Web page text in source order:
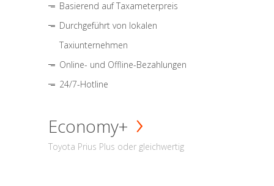
Basierend auf Taxameterpreis
Durchgeführt von lokalen
Taxiunternehmen
Online- und Offline-Bezahlungen
24/7-Hotline
Economy+
Toyota Prius Plus oder gleichwertig